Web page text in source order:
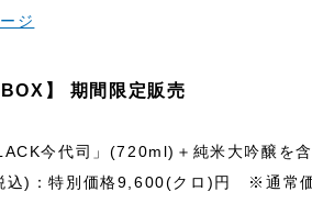
ジ
】 期間限定販売
今代司」(720ml)＋純米大吟醸を
込)：特別価格9,600(クロ)円 ※通常